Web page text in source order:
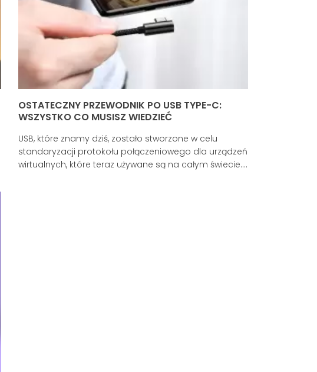
OSTATECZNY PRZEWODNIK PO USB TYPE-C:
WSZYSTKO CO MUSISZ WIEDZIEĆ
USB, które znamy dziś, zostało stworzone w celu
standaryzacji protokołu połączeniowego dla urządzeń
wirtualnych, które teraz używane są na całym świecie.